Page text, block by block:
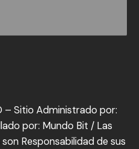
– Sitio Administrado por:
por: Mundo Bit / Las
Responsabilidad de sus